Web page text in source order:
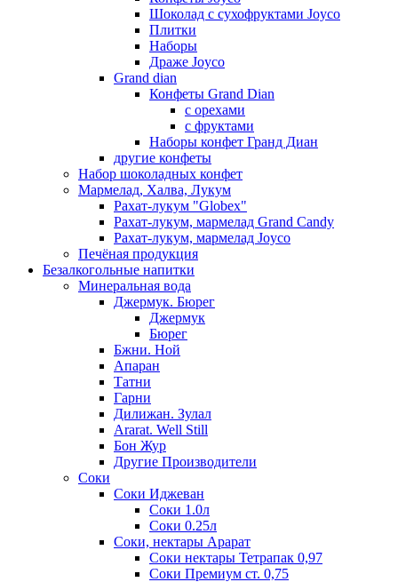
Шоколад с сухофруктами Joyco
Плитки
Наборы
Драже Joyco
Grand dian
Конфеты Grand Dian
с орехами
с фруктами
Наборы конфет Гранд Диан
другие конфеты
Набор шоколадных конфет
Мармелад, Халва, Лукум
Рахат-лукум "Globex"
Рахат-лукум, мармелад Grand Candy
Рахат-лукум, мармелад Joyco
Печёная продукция
Безалкогольные напитки
Минеральная вода
Джермук. Бюрег
Джермук
Бюрег
Бжни. Ной
Апаран
Татни
Гарни
Дилижан. Зулал
Ararat. Well Still
Бон Жур
Другие Производители
Соки
Соки Иджеван
Соки 1.0л
Соки 0.25л
Соки, нектары Арарат
Соки нектары Тетрапак 0,97
Соки Премиум ст. 0,75